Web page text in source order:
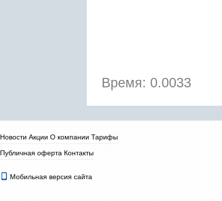
Время: 0.0033
Новости Акции О компании Тарифы
Публичная оферта Контакты
Мобильная версия сайта